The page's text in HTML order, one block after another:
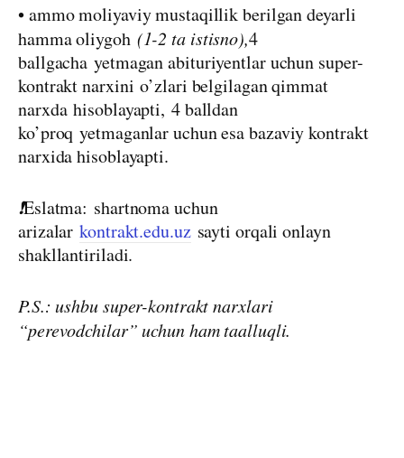
• ammo moliyaviy mustaqillik berilgan deyarli
hamma oliygoh (1-2 ta istisno),4
ballgachayetmagan abituriyentlar uchun super-
kontrakt narxinio’zlari belgilagan qimmat
narxdahisoblayapti, 4 balldan
ko’proq yetmaganlar uchun esa bazaviy kontrakt
narxida hisoblayapti.
❗️Eslatma: shartnoma uchun
arizalarkontrakt.edu.uzsayti orqali onlayn
shakllantiriladi.
P.S.: ushbu super-kontrakt narxlari
“perevodchilar” uchun ham taalluqli.